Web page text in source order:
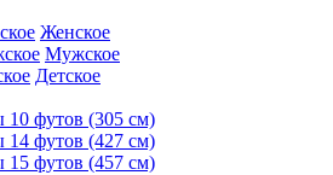
Женское
Мужское
Детское
10 футов (305 см)
14 футов (427 см)
15 футов (457 см)